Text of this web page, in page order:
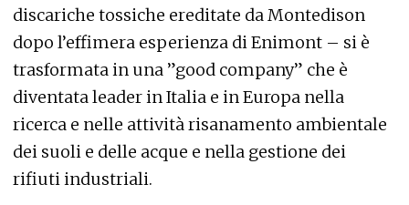
discariche tossiche ereditate da Montedison
dopo l’effimera esperienza di Enimont – si è
trasformata in una ”good company” che è
diventata leader in Italia e in Europa nella
ricerca e nelle attività risanamento ambientale
dei suoli e delle acque e nella gestione dei
rifiuti industriali.